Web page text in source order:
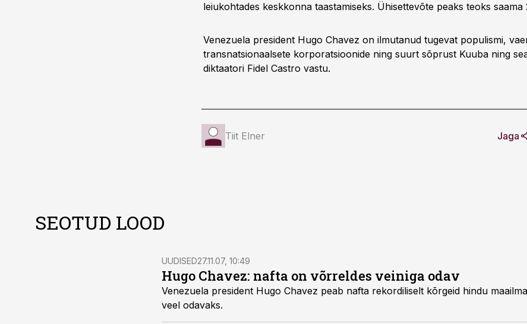
leiukohtades keskkonna taastamiseks. Ühisettevõte peaks teoks saama
Venezuela president Hugo Chavez on ilmutanud tugevat populismi,
transnatsionaalsete korporatsioonide ning suurt sõprust Kuuba ning
diktaatori Fidel Castro vastu.
Tiit Elner Jaga
SEOTUD LOOD
UUDISED27.11.07, 10:49
Hugo Chavez: nafta on võrreldes veiniga odav
Venezuela president Hugo Chavez peab nafta rekordiliselt kõrgeid hindu maailmaturul võrreldes veiniga
veel odavaks.